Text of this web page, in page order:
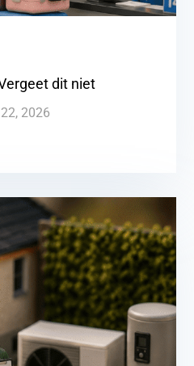
dit niet
2026